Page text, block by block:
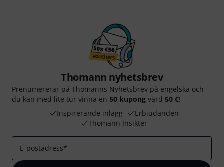
Thomann nyhetsbrev
Prenumererar på Thomanns Nyhetsbrev på engelska och
du kan med lite tur vinna en 50 kupong värd 50 €!
Inspirerande inlägg
Erbjudanden
Thomann Insikter
E-postadress*